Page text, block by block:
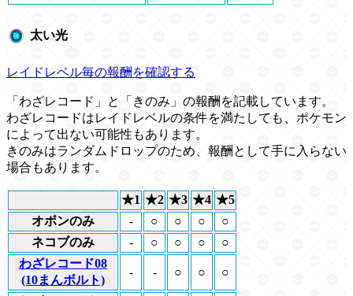
太い光
レイドレベル毎の報酬を確認する
「わざレコード」と「きのみ」の報酬を記載しています。
わざレコードはレイドレベルの条件を満たしても、ポケモン
によって出ない可能性もあります。
きのみはランダムドロップのため、報酬として手に入らない
場合もあります。
★1 ★2 ★3 ★4 ★5
オボンのみ
- ○ ○ ○
○
ネコブのみ
- ○ ○ ○
○
わざレコード08
(10まんボルト)
- - ○ ○ ○